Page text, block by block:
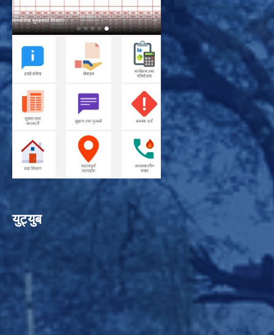
युट्युब